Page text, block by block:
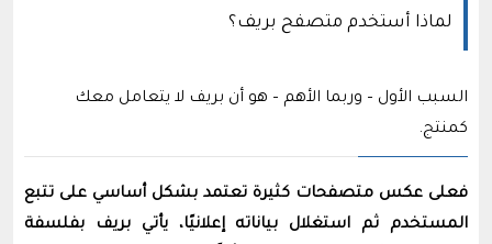
لماذا أستخدم متصفح بريف؟
السبب الأول – وربما الأهم – هو أن بريف لا يتعامل معك
كمنتج.
فعلى عكس متصفحات كثيرة تعتمد بشكل أساسي على تتبع
المستخدم ثم استغلال بياناته إعلانيًا، يأتي بريف بفلسفة